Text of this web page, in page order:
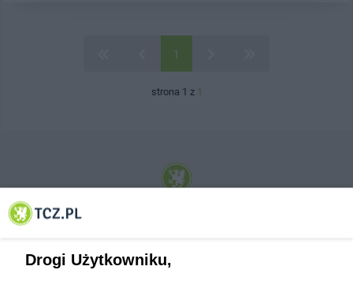
1
strona 1 z 1
© 2001-2026 Tczew - TCZ.PL Sp. z o.o. Internetowy Serwis Informacyjny Miasta
Drogi Użytkowniku,